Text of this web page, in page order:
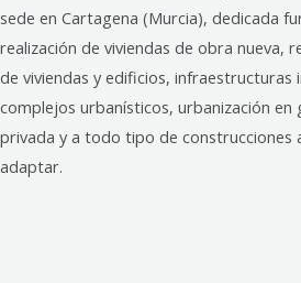
sede en Cartagena (Murcia), dedicada
realización de viviendas de obra nueva,
de viviendas y edificios,
complejos urbanísticos, urbanización en
privada y a todo tipo de construcciones
adaptar.